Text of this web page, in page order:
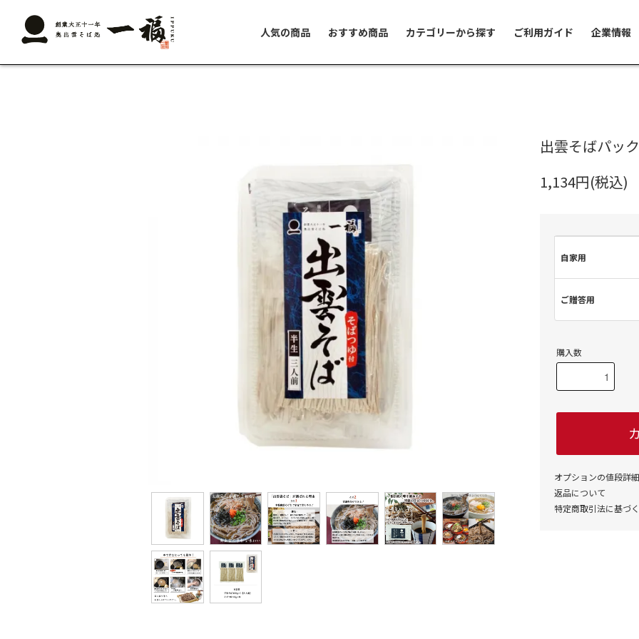
人気の商品 おすすめ商品 カテゴリーから探す ご利用ガイド 企業情報
出雲そばパッ
1,134円(税込)
自家用
ご贈答用
購入数
オプションの値段詳細
返品について
特定商取引法に基づ